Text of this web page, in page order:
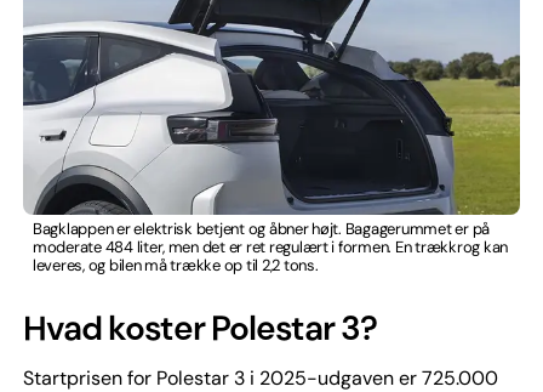
Bagklappen er elektrisk betjent og åbner højt. Bagagerummet er på
moderate 484 liter, men det er ret regulært i formen. En trækkrog kan
leveres, og bilen må trække op til 2,2 tons.
Hvad koster Polestar 3?
Startprisen for Polestar 3 i 2025-udgaven er 725.000